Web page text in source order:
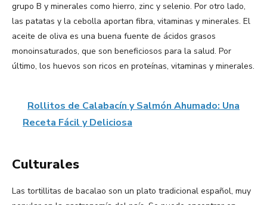
grupo B y minerales como hierro, zinc y selenio. Por otro lado,
las patatas y la cebolla aportan fibra, vitaminas y minerales. El
aceite de oliva es una buena fuente de ácidos grasos
monoinsaturados, que son beneficiosos para la salud. Por
último, los huevos son ricos en proteínas, vitaminas y minerales.
Rollitos de Calabacín y Salmón Ahumado: Una
Receta Fácil y Deliciosa
Culturales
Las tortillitas de bacalao son un plato tradicional español, muy